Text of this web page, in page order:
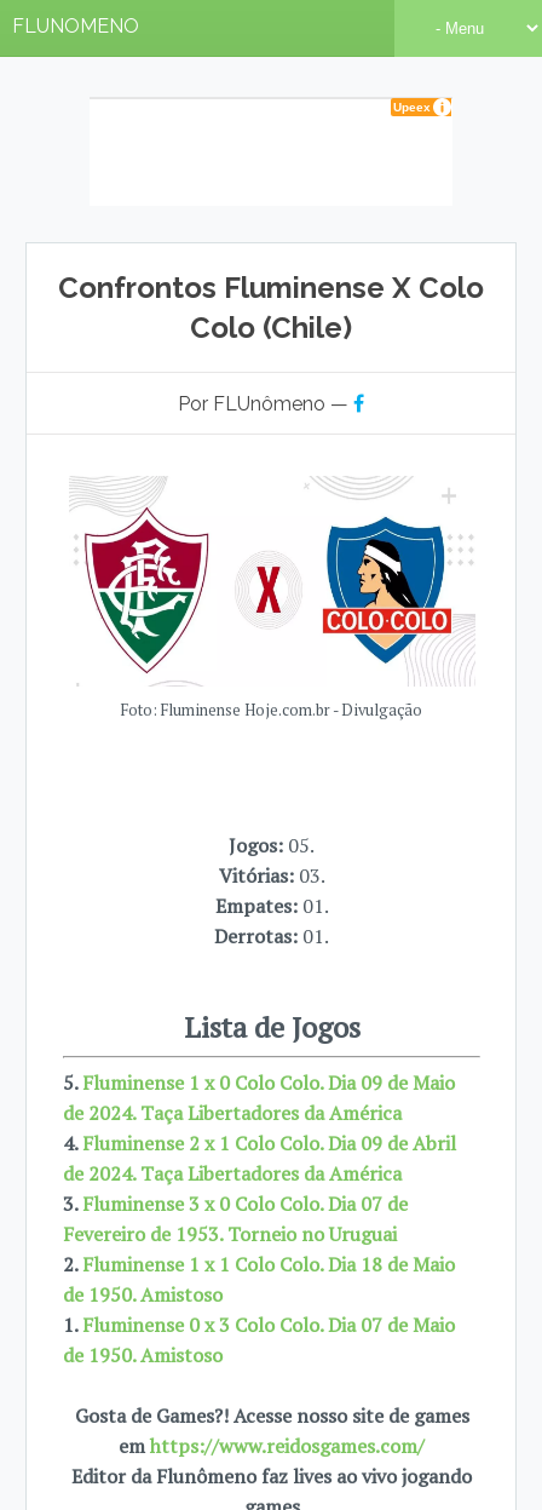
FLUNOMENO
Confrontos Fluminense X Colo
Colo (Chile)
Por FLUnômeno —
Foto: Fluminense Hoje.com.br - Divulgação
Jogos: 05.
Vitórias: 03.
Empates: 01.
Derrotas: 01.
Lista de Jogos
5.Fluminense 1 x 0 Colo Colo. Dia 09 de Maio
de 2024. Taça Libertadores da América
4.Fluminense 2 x 1 Colo Colo. Dia 09 de Abril
de 2024. Taça Libertadores da América
3.Fluminense 3 x 0 Colo Colo. Dia 07 de
Fevereiro de 1953. Torneio no Uruguai
2.Fluminense 1 x 1 Colo Colo. Dia 18 de Maio
de 1950. Amistoso
1.Fluminense 0 x 3 Colo Colo. Dia 07 de Maio
de 1950. Amistoso
Gosta de Games?! Acesse nosso site de games
emhttps://www.reidosgames.com/
Editor da Flunômeno faz lives ao vivo jogando